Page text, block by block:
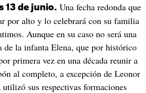
13 de junio. Una fecha redonda que
por alto y lo celebrará con su familia
Aunque en su caso no será una
de la infanta Elena, que por histórico
primera vez en una década reunir a
al completo, a excepción de Leonor
sus respectivas formaciones